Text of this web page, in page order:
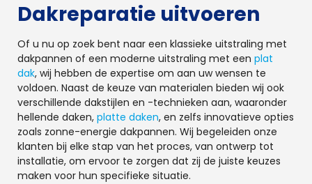
Dakreparatie uitvoeren
Of u nu op zoek bent naar een klassieke uitstraling met
dakpannen of een moderne uitstraling met een plat
dak, wij hebben de expertise om aan uw wensen te
voldoen. Naast de keuze van materialen bieden wij ook
verschillende dakstijlen en -technieken aan, waaronder
hellende daken, platte daken, en zelfs innovatieve opties
zoals zonne-energie dakpannen. Wij begeleiden onze
klanten bij elke stap van het proces, van ontwerp tot
installatie, om ervoor te zorgen dat zij de juiste keuzes
maken voor hun specifieke situatie.